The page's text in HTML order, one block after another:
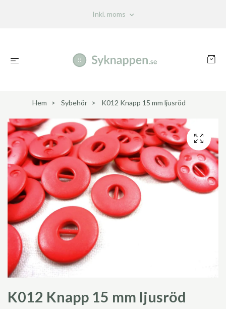
Inkl. moms
Hem Sybehör K012 Knapp 15 mm ljusröd
K012 Knapp 15 mm ljusröd